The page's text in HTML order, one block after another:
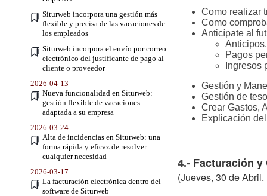
Siturweb incorpora una gestión más
flexible y precisa de las vacaciones de
los empleados
Siturweb incorpora el envío por correo
electrónico del justificante de pago al
cliente o proveedor
2026-04-13
Nueva funcionalidad en Siturweb:
gestión flexible de vacaciones
adaptada a su empresa
2026-03-24
Alta de incidencias en Siturweb: una
forma rápida y eficaz de resolver
cualquier necesidad
2026-03-17
La facturación electrónica dentro del
software de Siturweb
Como realizar
Como
Anticípate al
Pagos
Ingresos
Gestión y
Gestión de
Crear Gastos,
Explicación
4.- Facturación
(Jueves, 30 de